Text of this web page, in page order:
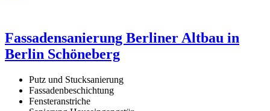
Fassadensanierung Berliner Altbau in
Berlin Schöneberg
Putz und Stucksanierung
Fassadenbeschichtung
Fensteranstriche